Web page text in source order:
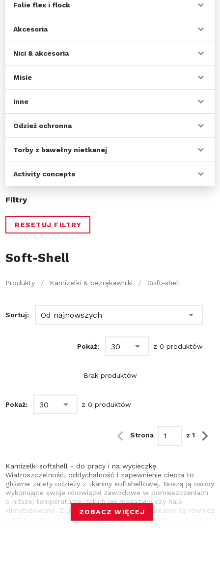
Folie flex i flock
Akcesoria
Nici & akcesoria
Misie
Inne
Odzież ochronna
Torby z bawełny nietkanej
Activity concepts
Filtry
RESETUJ FILTRY
Soft-Shell
Produkty / Kamizelki & bezrękawniki / Soft-shell
Sortuj: Od najnowszych
Pokaż: 30 z 0 produktów
Brak produktów
Pokaż: 30 z 0 produktów
Strona z 1
Kamizelki softshell - do pracy i na wycieczkę
Wiatroszczelność, oddychalność i zapewnienie ciepła to
główne zalety odzieży z tkaniny softshellowej. Noszą ją osoby
wykonujące swoje obowiązki zawodowe w pomieszczeniach
o niższej temperaturze, takich jak magazyny czy hale
klimatyzowane. Z uwagi na właściwości, popularne są również
wśród sportowców i miłośników górskich wędrówek. Z kolei
ZOBACZ WIĘCEJ